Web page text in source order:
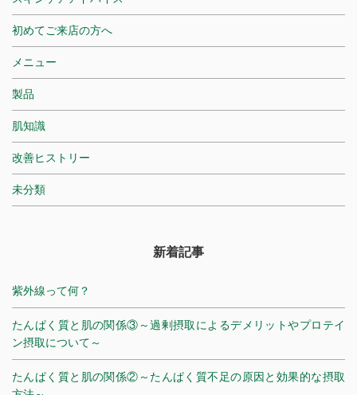
初めてご来店の方へ
メニュー
製品
肌知識
改善ヒストリー
未分類
新着記事
紫外線って何？
たんぱく質と肌の関係③～過剰摂取によるデメリットやプロテイ
ン摂取について～
たんぱく質と肌の関係②～たんぱく質不足の原因と効果的な摂取